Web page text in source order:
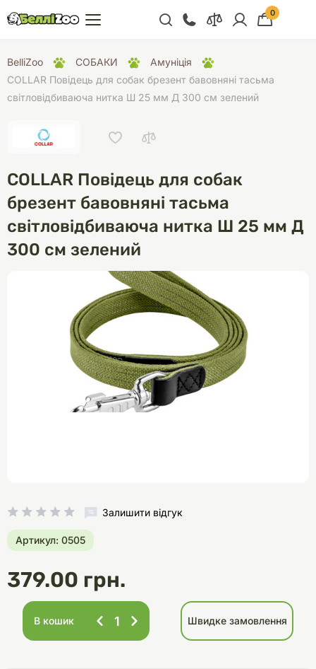
+38 (068) 300 91 91
Відділ продажу
+38 (093) 300 91 91
+38 (068) 479 28
76
0
BelliZoo СОБАКИ
Амуніція
COLLAR Повідець для собак брезент бавовняні тасьма
світловідбиваюча нитка Ш 25 мм Д 300 см зелений
COLLAR Повідець для собак
брезент бавовняні тасьма
світловідбиваюча нитка Ш 25 мм Д
300 см зелений
Залишити відгук
Артикул: 0505
379.00 грн.
В кошик Швидке замовлення